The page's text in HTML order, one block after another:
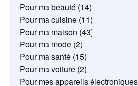
Pour ma beauté (14)
Pour ma cuisine (11)
Pour ma maison (43)
Pour ma mode (2)
Pour ma santé (15)
Pour ma voiture (2)
Pour mes appareils électroniques